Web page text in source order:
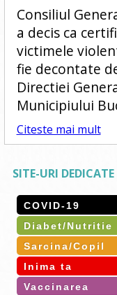
Consiliul
a decis ca
victimele
fie decontate
Directiei
Municipiului
Citeste mai mult
SITE-URI DEDICATE
COVID-19
Diabet/Nutritie
Sarcina/Copil
Inima ta
Vaccinarea